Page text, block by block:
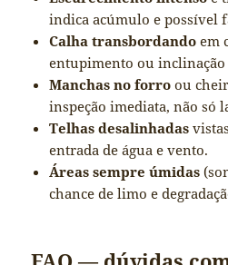
indica acúmulo e possível
Calha transbordando em
entupimento ou inclinação
Manchas no forro ou
inspeção imediata, não só
Telhas desalinhadas
entrada de água e vento.
Áreas sempre úmidas
chance de limo e